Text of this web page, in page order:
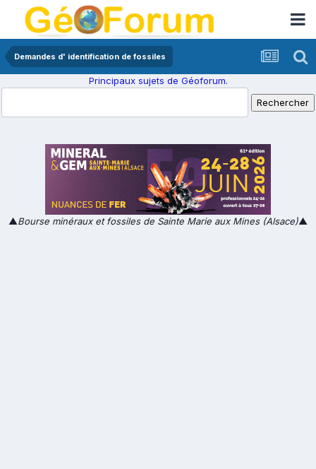
Demandes d' identification de fossiles
Principaux sujets de Géoforum.
▲Bourse minéraux et fossiles de Sainte Marie aux Mines (Alsace)▲